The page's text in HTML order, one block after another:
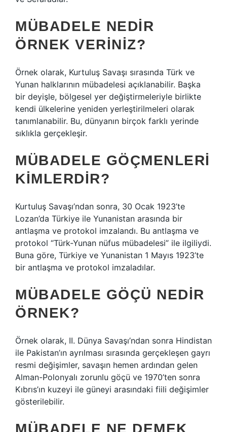
MÜBADELE NEDIR
ÖRNEK VERINIZ?
Örnek olarak, Kurtuluş Savaşı sırasında Türk ve
Yunan halklarının mübadelesi açıklanabilir. Başka
bir deyişle, bölgesel yer değiştirmeleriyle birlikte
kendi ülkelerine yeniden yerleştirilmeleri olarak
tanımlanabilir. Bu, dünyanın birçok farklı yerinde
sıklıkla gerçekleşir.
MÜBADELE GÖÇMENLERI
KIMLERDIR?
Kurtuluş Savaşı’ndan sonra, 30 Ocak 1923’te
Lozan’da Türkiye ile Yunanistan arasında bir
antlaşma ve protokol imzalandı. Bu antlaşma ve
protokol “Türk-Yunan nüfus mübadelesi” ile ilgiliydi.
Buna göre, Türkiye ve Yunanistan 1 Mayıs 1923’te
bir antlaşma ve protokol imzaladılar.
MÜBADELE GÖÇÜ NEDIR
ÖRNEK?
Örnek olarak, II. Dünya Savaşı’ndan sonra Hindistan
ile Pakistan’ın ayrılması sırasında gerçekleşen gayrı
resmi değişimler, savaşın hemen ardından gelen
Alman-Polonyalı zorunlu göçü ve 1970’ten sonra
Kıbrıs’ın kuzeyi ile güneyi arasındaki fiili değişimler
gösterilebilir.
MÜBADELE NE DEMEK